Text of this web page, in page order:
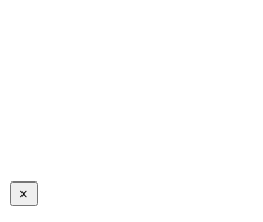
×